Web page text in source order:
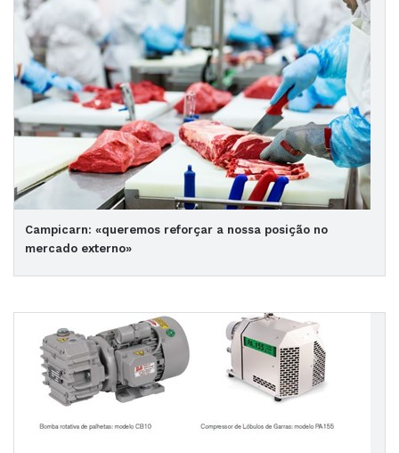
Campicarn: «queremos reforçar a nossa posição no
mercado externo»